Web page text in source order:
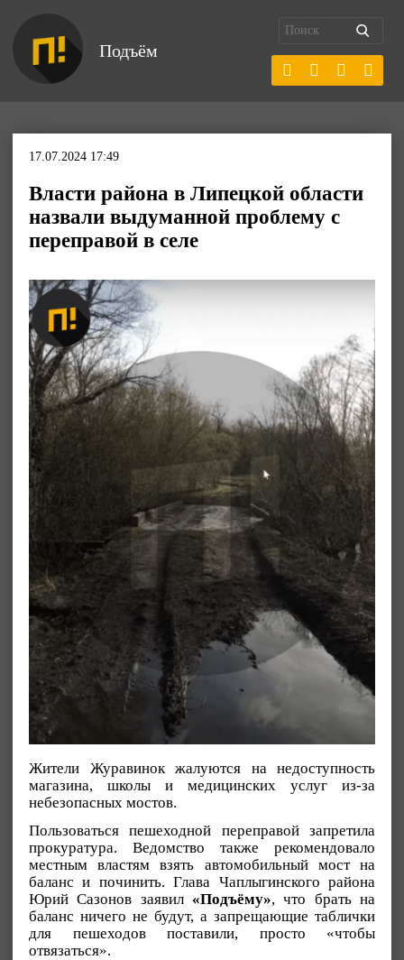
Подъём
17.07.2024 17:49
Власти района в Липецкой области
назвали выдуманной проблему с
переправой в селе
Жители Журавинок жалуются на недоступность
магазина, школы и медицинских услуг из-за
небезопасных мостов.
Пользоваться пешеходной переправой запретила
прокуратура. Ведомство также рекомендовало
местным властям взять автомобильный мост на
баланс и починить. Глава Чаплыгинского района
Юрий Сазонов заявил «Подъёму», что брать на
баланс ничего не будут, а запрещающие таблички
для пешеходов поставили, просто «чтобы
отвязаться».